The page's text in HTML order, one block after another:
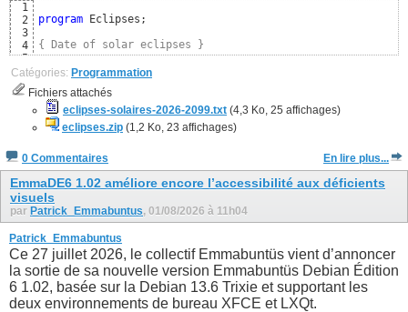
1
2
3
4
5
6
7
8
12
13
14
program Eclipses;
{ Date of solar eclipses }
uses
  Moon;
{ https://github.com/wp-xyz/delphimoon }
const
  CSolarEclipse =
TRUE ; { Uniquement les éclipses
{$DEFINE FRENCH}
{$IFDEF FRENCH}
Catégories: Programmation
Fichiers attachés
eclipses-solaires-2026-2099.txt (4,3 Ko, 25 affichages)
eclipses.zip (1,2 Ko, 23 affichages)
0 Commentaires En lire plus...
EmmaDE6 1.02 améliore encore l’accessibilité aux déficients
visuels
par Patrick_Emmabuntus, 01/08/2026 à 11h04
Patrick_Emmabuntus
Ce 27 juillet 2026, le collectif Emmabuntüs vient d’annoncer
la sortie de sa nouvelle version Emmabuntüs Debian Édition
6 1.02, basée sur la Debian 13.6 Trixie et supportant les
deux environnements de bureau XFCE et LXQt.